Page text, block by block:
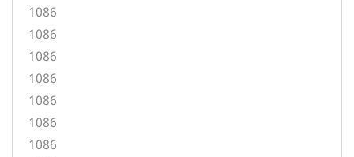
1086
1086
1086
1086
1086
1086
1086